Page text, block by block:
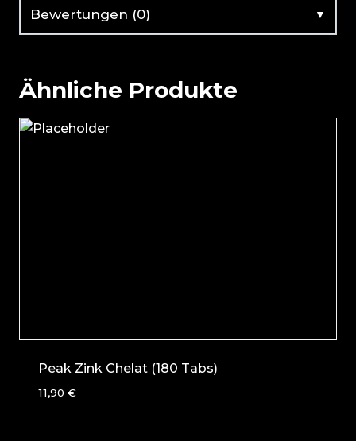
Bewertungen (0) ▼
Ähnliche Produkte
Peak Zink Chelat (180 Tabs)
11,90 €